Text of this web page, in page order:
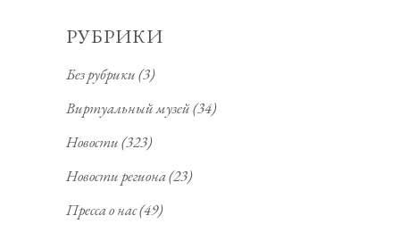
РУБРИКИ
Без рубрики(3)
Виртуальный музей(34)
Новости(323)
Новости региона(23)
Пресса о нас(49)